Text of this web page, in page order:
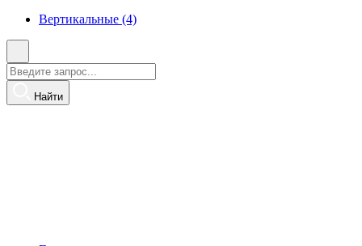
Вертикальные (4)
Найти